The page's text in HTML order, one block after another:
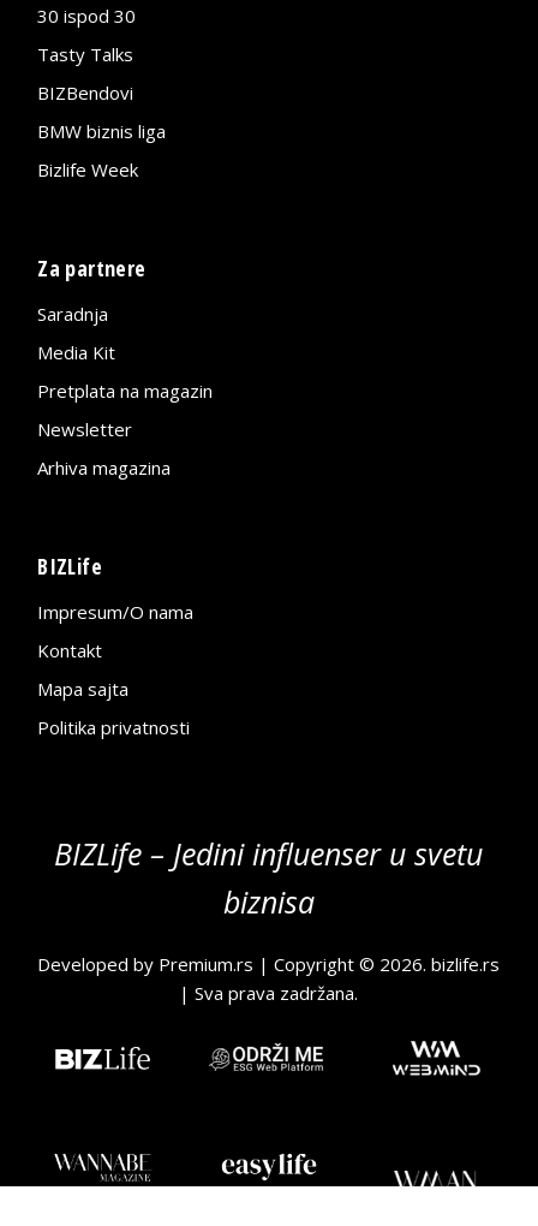
30 ispod 30
Tasty Talks
BIZBendovi
BMW biznis liga
Bizlife Week
Za partnere
Saradnja
Media Kit
Pretplata na magazin
Newsletter
Arhiva magazina
BIZLife
Impresum/O nama
Kontakt
Mapa sajta
Politika privatnosti
BIZLife – Jedini influenser u svetu
biznisa
Developed by Premium.rs | Copyright © 2026.bizlife.rs
| Sva prava zadržana.